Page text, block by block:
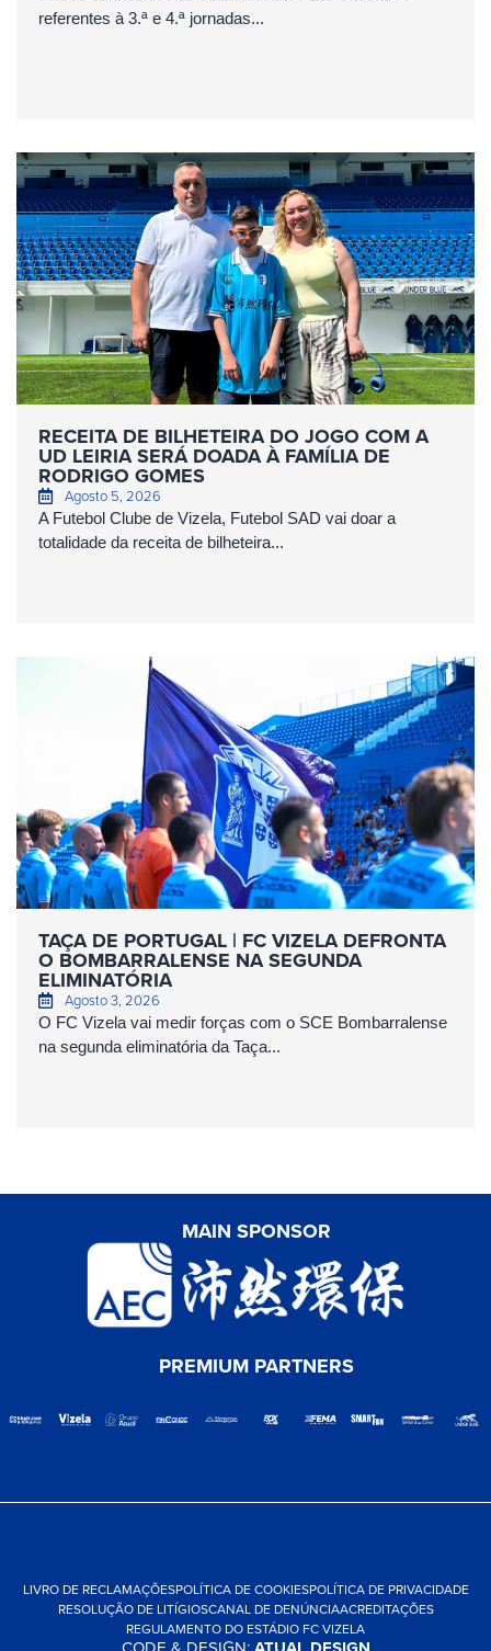
referentes à 3.ª e 4.ª jornadas...
RECEITA DE BILHETEIRA DO JOGO COM A
UD LEIRIA SERÁ DOADA À FAMÍLIA DE
RODRIGO GOMES
Agosto 5, 2026
A Futebol Clube de Vizela, Futebol SAD vai doar a
totalidade da receita de bilheteira...
TAÇA DE PORTUGAL | FC VIZELA DEFRONTA
O BOMBARRALENSE NA SEGUNDA
ELIMINATÓRIA
Agosto 3, 2026
O FC Vizela vai medir forças com o SCE Bombarralense
na segunda eliminatória da Taça...
MAIN SPONSOR
PREMIUM PARTNERS
LIVRO DE RECLAMAÇÕESPOLÍTICA DE COOKIESPOLÍTICA DE PRIVACIDADE
RESOLUÇÃO DE LITÍGIOSCANAL DE DENÚNCIAACREDITAÇÕES
REGULAMENTO DO ESTÁDIO FC VIZELA